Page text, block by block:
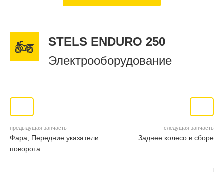
STELS ENDURO 250
Электрооборудование
предыдущая запчасть
Фара, Передние указатели
поворота
следущая запчасть
Заднее колесо в сборе